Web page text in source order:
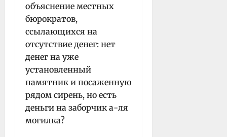
объяснение местных
бюрократов,
ссылающихся на
отсутствие денег: нет
денег на уже
установленный
памятник и посаженную
рядом сирень, но есть
деньги на заборчик а-ля
могилка?